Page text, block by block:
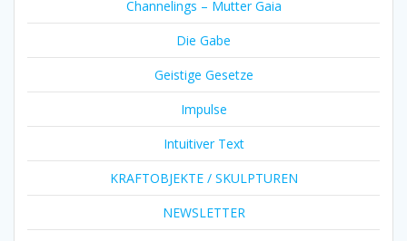
Channelings – Mutter Gaia
Die Gabe
Geistige Gesetze
Impulse
Intuitiver Text
KRAFTOBJEKTE / SKULPTUREN
NEWSLETTER